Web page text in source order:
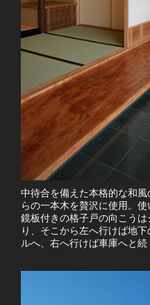
中待合を備えた本格的な和
らの一本木を贅沢に使用。
鏡板付きの格子戸の向こう
り、そこから左へ行けば地
ルへ、右へ行けば車庫へと続